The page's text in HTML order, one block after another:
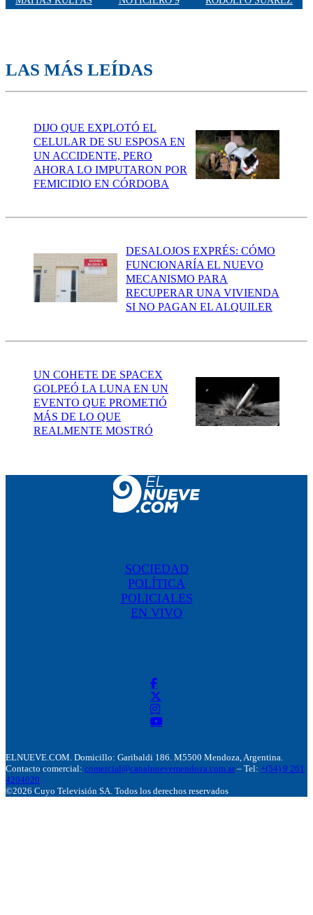
LAS MÁS LEÍDAS
DIJO QUE EXPLOTÓ EL
CELULAR DE SU ESPOSA EN
UN ACCIDENTE, PERO
AHORA LO IMPUTARON POR
FEMICIDIO EN CÓRDOBA
DESALOJOS EXPRÉS: CÓMO
FUNCIONARÍA EL NUEVO
MECANISMO PARA
RECUPERAR UNA VIVIENDA
SI NO PAGAN EL ALQUILER
UN COHETE DE SPACEX
GOLPEÓ LA LUNA EN UN
EVENTO QUE PROMETIÓ
MÁS DE LO QUE
REALMENTE MOSTRÓ
SOCIEDAD
POLÍTICA
POLICIALES
EN VIVO
ELNUEVE.COM. Domicillo: Garibaldi 186. M5500 Mendoza, Argentina.
Contacto comercial: comercial@canalnuevemendoza.com.ar – Tel: +(54) 9 261
4204020
©2026 Cuyo Televisión SA. Todos los derechos reservados